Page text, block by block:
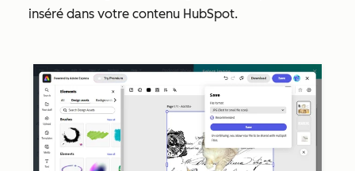
inséré dans votre contenu HubSpot.